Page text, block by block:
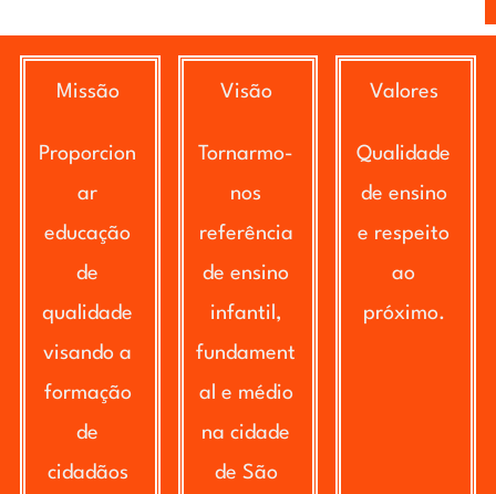
Missão
Proporcion
ar
educação
de
qualidade
visando a
formação
de
cidadãos
Visão
Tornarmo-
nos
referência
de ensino
infantil,
fundament
al e médio
na cidade
de São
Valores
Qualidade
de ensino
e respeito
ao
próximo.